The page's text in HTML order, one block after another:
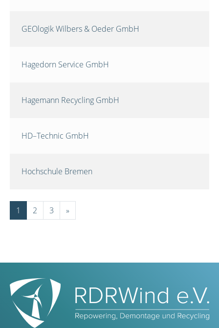
GEOlogik Wilbers & Oeder GmbH
Hagedorn Service GmbH
Hagemann Recycling GmbH
HD–Technic GmbH
Hochschule Bremen
1 2 3 »